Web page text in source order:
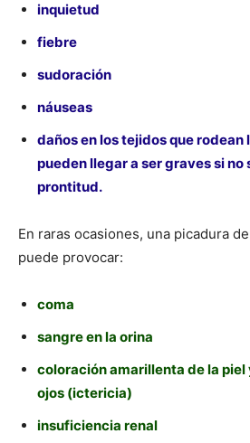
inquietud
fiebre
sudoración
náuseas
daños en los tejidos que rodean
pueden llegar a ser graves si no
prontitud.
En raras ocasiones, una picadura
puede provocar:
coma
sangre en la orina
coloración amarillenta de la piel
ojos (ictericia)
insuficiencia renal